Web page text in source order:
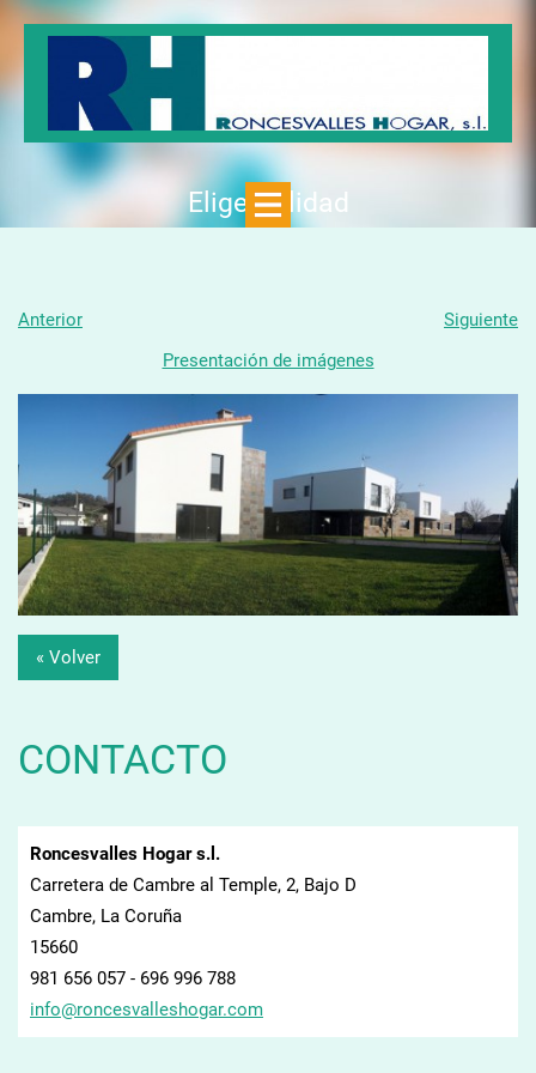
Elige Calidad
Anterior
Siguiente
Presentación de imágenes
« Volver
CONTACTO
Roncesvalles Hogar s.l.
Carretera de Cambre al Temple, 2, Bajo D
Cambre, La Coruña
15660
981 656 057 - 696 996 788
info@roncesvalleshogar.com